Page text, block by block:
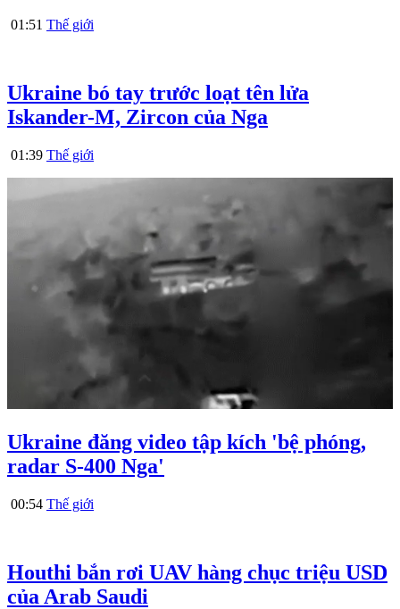
01:51 Thế giới
Ukraine bó tay trước loạt tên lửa
Iskander-M, Zircon của Nga
01:39 Thế giới
Ukraine đăng video tập kích 'bệ phóng,
radar S-400 Nga'
00:54 Thế giới
Houthi bắn rơi UAV hàng chục triệu USD
của Arab Saudi